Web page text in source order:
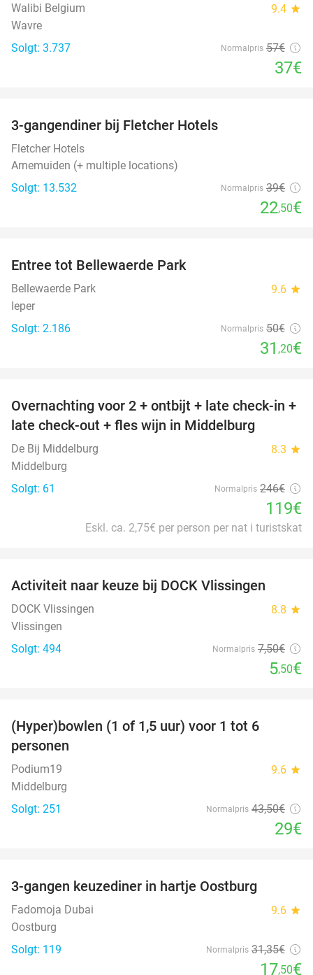
Walibi Belgium 9.4 star
Wavre
Solgt: 3.737
Normalpris 57€
37€
3-gangendiner bij Fletcher Hotels
Fletcher Hotels
Arnemuiden (+ multiple locations)
Solgt: 13.532
Normalpris 39€
22,50€
Entree tot Bellewaerde Park
Bellewaerde Park 9.6 star
Ieper
Solgt: 2.186
Normalpris 50€
31 ,20€
52%
Overnachting voor 2 + ontbijt + late check-in +
late check-out + fles wijn in Middelburg
De Bij Middelburg 8.3 star
Middelburg
Solgt: 61
Normalpris 246€
119€
Eskl. ca. 2,75€ per person per nat i turistskat
Activiteit naar keuze bij DOCK Vlissingen
DOCK Vlissingen 8.8 star
Vlissingen
Solgt: 494
Normalpris 7,50€
5,50€
(Hyper)bowlen (1 of 1,5 uur) voor 1 tot 6
personen
Podium19 9.6 star
Middelburg
Solgt: 251
Normalpris 43,50€
29€
3-gangen keuzediner in hartje Oostburg
Fadomoja Dubai 9.6 star
Oostburg
Solgt: 119
Normalpris 31,35€
17,50€